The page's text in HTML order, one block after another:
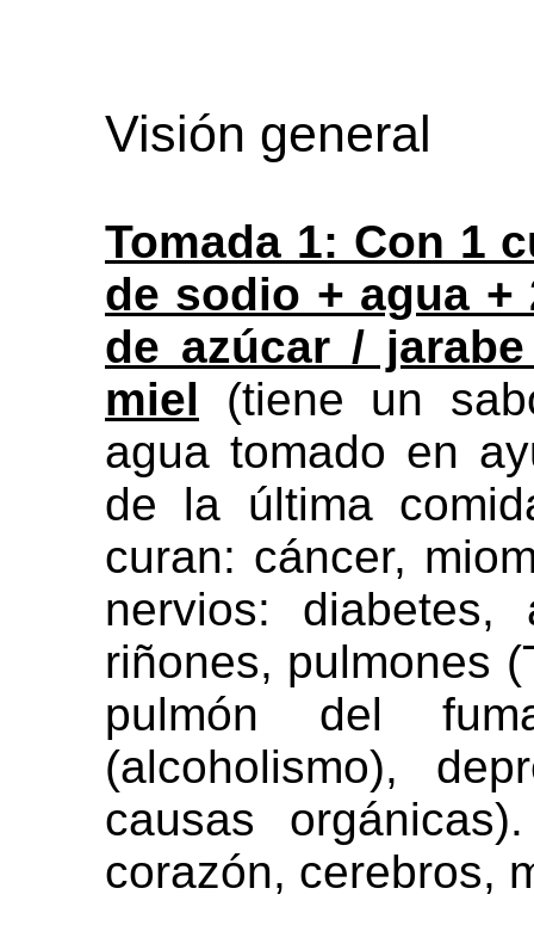
Visión general
Tomada 1: Con 1
de sodio + agua +
de azúcar /
miel (tiene un
agua tomado en
de la última
curan: cáncer,
nervios: diabetes,
riñones, pulmones
pulmón del
(alcoholismo),
causas
corazón, cerebros,